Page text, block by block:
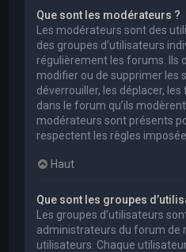
Que sont les modérateurs ?
Les modérateurs sont des
des groupes d’utilisateurs
régulièrement les forums. Ils
modifier ou de supprimer les
déverrouiller, les déplacer,
dans le forum qu’ils
modérateurs sont présents
respectent les règles
Haut
Que sont les groupes
Les groupes d’utilisateurs
administrateurs du forum de
utilisateurs. Chaque